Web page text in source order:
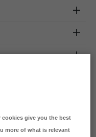
motsvarande
cookies give you the best
more of what is relevant